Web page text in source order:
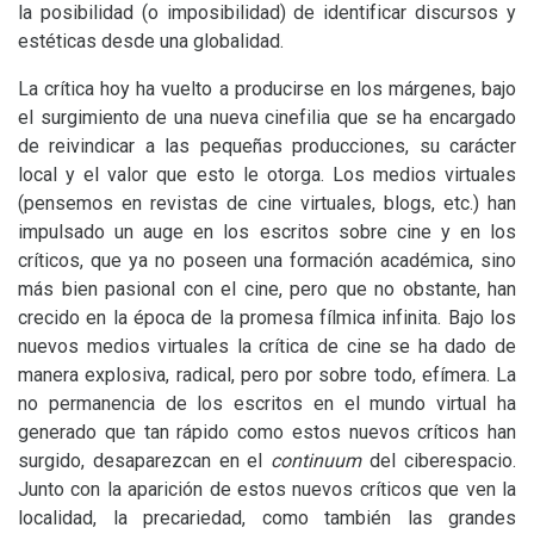
la posibilidad (o imposibilidad) de identificar discursos y
estéticas desde una globalidad.
La crítica hoy ha vuelto a producirse en los márgenes, bajo
el surgimiento de una nueva cinefilia que se ha encargado
de reivindicar a las pequeñas producciones, su carácter
local y el valor que esto le otorga. Los medios virtuales
(pensemos en revistas de cine virtuales, blogs, etc.) han
impulsado un auge en los escritos sobre cine y en los
críticos, que ya no poseen una formación académica, sino
más bien pasional con el cine, pero que no obstante, han
crecido en la época de la promesa fílmica infinita. Bajo los
nuevos medios virtuales la crítica de cine se ha dado de
manera explosiva, radical, pero por sobre todo, efímera. La
no permanencia de los escritos en el mundo virtual ha
generado que tan rápido como estos nuevos críticos han
surgido, desaparezcan en el continuumdel ciberespacio.
Junto con la aparición de estos nuevos críticos que ven la
localidad, la precariedad, como también las grandes